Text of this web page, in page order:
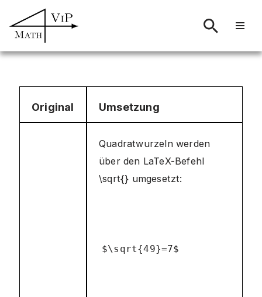
Zum
Inhalt
Original Umsetzung
Quadratwurzeln werden
über den LaTeX-Befehl
\sqrt{} umgesetzt:
$\sqrt{49}=7$